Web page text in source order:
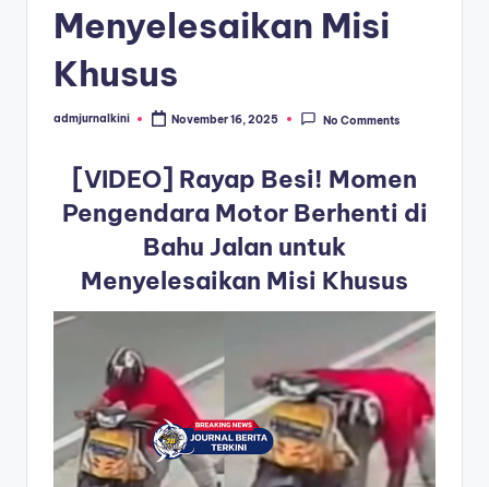
Menyelesaikan Misi
Khusus
Posted
admjurnalkini November 16, 2025 No Comments
[VIDEO] Rayap Besi! Momen
Pengendara Motor Berhenti di
Bahu Jalan untuk
Menyelesaikan Misi Khusus